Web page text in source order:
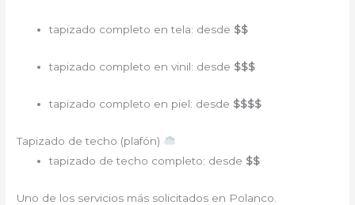
tapizado completo en tela: desde $$
tapizado completo en vinil: desde $$$
tapizado completo en piel: desde $$$$
Tapizado de techo (plafón)
tapizado de techo completo: desde $$
Uno de los servicios más solicitados en Polanco.